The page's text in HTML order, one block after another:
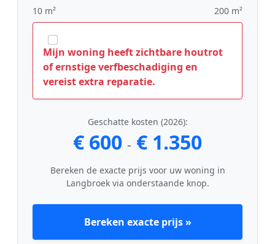
10 m² 200 m²
Mijn woning heeft zichtbare houtrot
of ernstige verfbeschadiging en
vereist extra reparatie.
Geschatte kosten (2026):
€ 600 - € 1.350
Bereken de exacte prijs voor uw woning in
Langbroek via onderstaande knop.
Bereken exacte prijs »